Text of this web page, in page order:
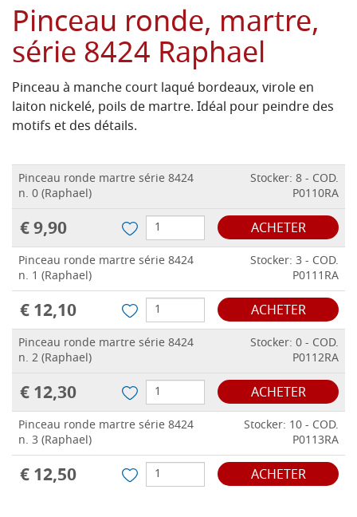
Pinceau ronde, martre,
série 8424 Raphael
Pinceau à manche court laqué bordeaux, virole en
laiton nickelé, poils de martre.Idéal pour peindre des
motifs et des détails.
Pinceau ronde martre série 8424
n. 0 (Raphael)
Stocker: 8 - COD.
P0110RA
€ 9,90 ACHETER
Pinceau ronde martre série 8424
n. 1 (Raphael)
Stocker: 3 - COD.
P0111RA
€ 12,10 ACHETER
Pinceau ronde martre série 8424
n. 2 (Raphael)
Stocker: 0 - COD.
P0112RA
€ 12,30 ACHETER
Pinceau ronde martre série 8424
n. 3 (Raphael)
Stocker: 10 - COD.
P0113RA
€ 12,50 ACHETER